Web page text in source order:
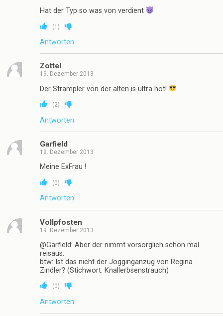
Hat der Typ so was von verdient
(1 )
Antworten
Zottel
19. Dezember 2013
Der Strampler von der alten is ultra hot!
(2)
Antworten
Garfield
19. Dezember 2013
Meine ExFrau !
(0)
Antworten
Vollpfosten
19. Dezember 2013
@Garfield: Aber der nimmt vorsorglich schon mal
reisaus.
btw: Ist das nicht der Jogginganzug von Regina
Zindler? (Stichwort: Knallerbsenstrauch)
(0)
Antworten